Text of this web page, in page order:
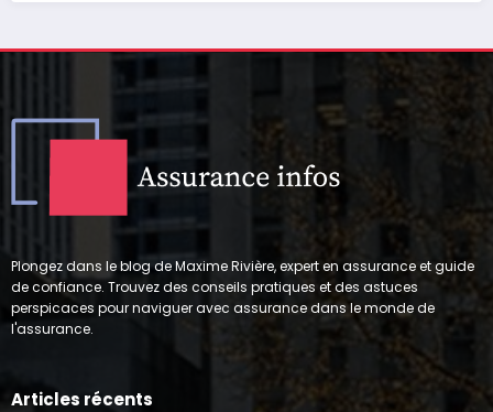
Plongez dans le blog de Maxime Rivière, expert en assurance et guide
de confiance. Trouvez des conseils pratiques et des astuces
perspicaces pour naviguer avec assurance dans le monde de
l'assurance.
Articles récents